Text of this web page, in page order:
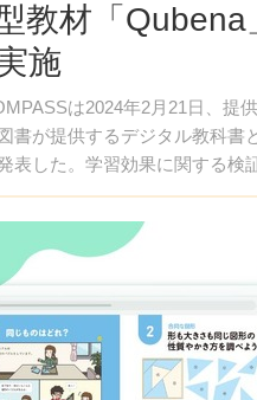
教材「
施
は2024年2月21日、提
書が提供するデジタル教科書
表した。学習効果に関する検